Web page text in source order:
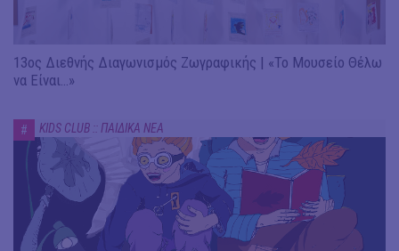
13ος Διεθνής Διαγωνισμός Ζωγραφικής | «Το Μουσείο Θέλω
να Είναι…»
# KIDS CLUB :: ΠΑΙΔΙΚΑ ΝΕΑ